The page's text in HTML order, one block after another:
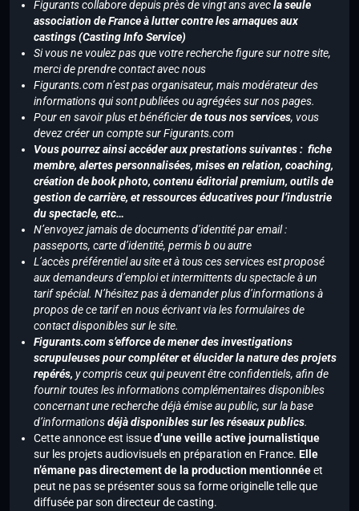
Figurants collabore depuis près de vingt ans avecla seule
association de France à lutter contre les arnaques aux
castings (Casting Info Service)
Si vous ne voulez pas que votre recherche figure sur notre site,
merci de prendre contact avec nous
Figurants.com n’est pas organisateur, mais modérateur des
informations qui sont publiées ou agrégées sur nos pages.
Pour en savoir plus et bénéficierde tous nos services, vous
devez créer un compte sur Figurants.com
Vous pourrez ainsi accéder aux prestations suivantes : fiche
membre, alertes personnalisées, mises en relation, coaching,
création de book photo, contenu éditorial premium, outils de
gestion de carrière, et ressources éducatives pour l’industrie
du spectacle, etc…
N’envoyez jamais de documents d’identité par email :
passeports, carte d’identité, permis b ou autre
L’accès préférentiel au site et à tous ces services est proposé
aux demandeurs d’emploi et intermittents du spectacle à un
tarif spécial. N’hésitez pas à demander plus d’informations à
propos de ce tarif en nous écrivant via les formulaires de
contact disponibles sur le site.
Figurants.com s’efforce de mener des investigations
scrupuleuses pour compléter et élucider la nature des projets
repérés, y compris ceux qui peuvent être confidentiels, afin de
fournir toutes les informations complémentaires disponibles
concernant une recherche déjà émise au public, sur la base
d’informationsdéjà disponibles sur les réseaux publics.
Cette annonce est issued’une veille active journalistique
sur les projets audiovisuels en préparation en France. Elle
n’émane pas directement de la production mentionnéeet
peut ne pas se présenter sous sa forme originelle telle que
diffusée par son directeur de casting.